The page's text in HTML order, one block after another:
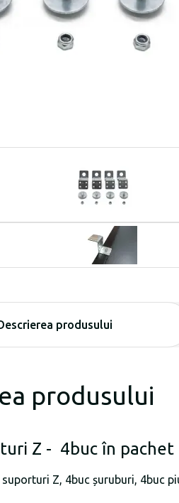
produsului
produsului
Z - 4buc în pachet
Z, 4buc șuruburi, 4buc